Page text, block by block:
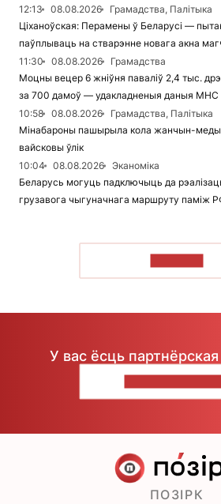
12:13
08.08.2026
Грамадства, Палітыка
Ціханоўская: Перамены ў Беларусі —
паўплываць на стварэнне новага акна
11:30
08.08.2026
Грамадства
Моцны вецер 6 жніўня паваліў 2,4 тыс.
за 700 дамоў — удакладненыя даныя МНС
10:58
08.08.2026
Грамадства, Палітыка
Мінабароны пашырыла кола жанчын-
вайсковы ўлік
10:04
08.08.2026
Эканоміка
Беларусь могуць падключыць да
грузавога чыгуначнага маршруту паміж
У вас ёсць
ПОЗІРК